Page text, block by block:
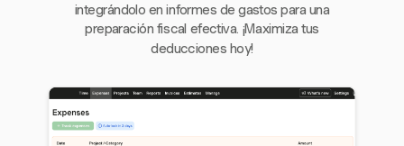
integrándolo en informes de gastos para una
preparación fiscal efectiva. ¡Maximiza tus
deducciones hoy!